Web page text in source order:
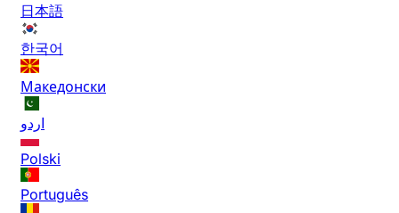
日本語
한국어
Македонски
اردو
Polski
Português